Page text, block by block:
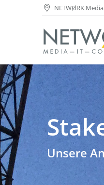
NETWØRK
Unsere